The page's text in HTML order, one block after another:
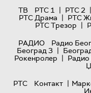
ТВ
РТС 1 | РТС 2 |
РТС Драма | РТС
РТС Трезор |
РАДИО
Радио
Београд 3 |
Рокенролер | Радио
РТС
Контакт |